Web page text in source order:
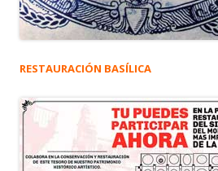
RESTAURACIÓN BASÍLICA